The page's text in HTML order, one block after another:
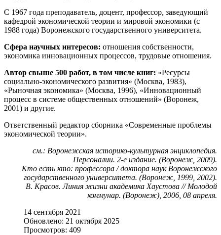
С 1967 года преподаватель, доцент, профессор, заведующий
кафедрой экономической теории и мировой экономики (с
1988 года) Воронежского государственного университета.
Сфера научных интересов: отношения собственности,
экономика инновационных процессов, трудовые отношения.
Автор свыше 500 работ, в том числе книг: «Ресурсы
социально-экономического развития» (Москва, 1983),
«Рыночная экономика» (Москва, 1996), «Инновационный
процесс в системе общественных отношений» (Воронеж,
2001) и другие.
Ответственный редактор сборника «Современные проблемы
экономической теории».
см.: Воронежская историко-культурная энциклопедия.
Персоналии. 2-е издание. (Воронеж, 2009).
Кто есть кто: профессора / доктора наук Воронежского
государственного университета. (Воронеж, 1999, 2002).
В. Красов. Линия жизни академика Хаустова // Молодой
коммунар. (Воронеж), 2006, 08 апреля.
14 сентября 2021
Обновлено: 21 октября 2025
Просмотров: 409